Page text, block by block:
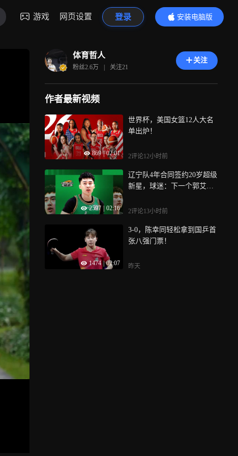
游戏 网页设置 登录
安装电脑版
内容更精彩
体育哲人
粉丝2.6万 | 关注21
关注
作者最新视频
869 | 02:01
世界杯，美国女篮12人大名
单出炉！
2评论12小时前
2597 02:16
辽宁队4年合同签约20岁超级
新星，球迷：下一个郭艾
2评论13小时前
1474 | 02:07
3-0，陈幸同轻松拿到国乒首
张八强门票！
昨天